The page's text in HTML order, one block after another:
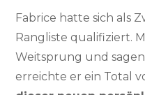
Fabrice hatte sich als
Rangliste qualifiziert.
Weitsprung und
erreichte er ein Total